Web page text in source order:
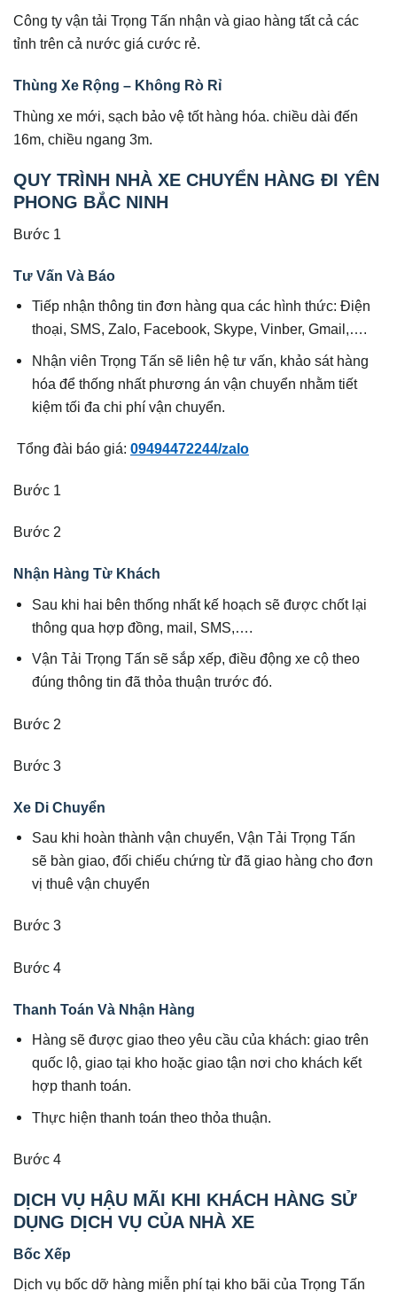
Công ty vận tải Trọng Tấn nhận và giao hàng tất cả các
tỉnh trên cả nước giá cước rẻ.
Thùng Xe Rộng – Không Rò Rỉ
Thùng xe mới, sạch bảo vệ tốt hàng hóa. chiều dài đến
16m, chiều ngang 3m.
QUY TRÌNH NHÀ XE CHUYỂN HÀNG ĐI YÊN
PHONG BẮC NINH
Bước 1
Tư Vấn Và Báo
Tiếp nhận thông tin đơn hàng qua các hình thức: Điện
thoại, SMS, Zalo, Facebook, Skype, Vinber, Gmail,….
Nhận viên Trọng Tấn sẽ liên hệ tư vấn, khảo sát hàng
hóa để thống nhất phương án vận chuyển nhằm tiết
kiệm tối đa chi phí vận chuyển.
Tổng đài báo giá: 09494472244/zalo
Bước 1
Bước 2
Nhận Hàng Từ Khách
Sau khi hai bên thống nhất kế hoạch sẽ được chốt lại
thông qua hợp đồng, mail, SMS,….
Vận Tải Trọng Tấn sẽ sắp xếp, điều động xe cộ theo
đúng thông tin đã thỏa thuận trước đó.
Bước 2
Bước 3
Xe Di Chuyển
Sau khi hoàn thành vận chuyển, Vận Tải Trọng Tấn
sẽ bàn giao, đối chiếu chứng từ đã giao hàng cho đơn
vị thuê vận chuyển
Bước 3
Bước 4
Thanh Toán Và Nhận Hàng
Hàng sẽ được giao theo yêu cầu của khách: giao trên
quốc lộ, giao tại kho hoặc giao tận nơi cho khách kết
hợp thanh toán.
Thực hiện thanh toán theo thỏa thuận.
Bước 4
DỊCH VỤ HẬU MÃI KHI KHÁCH HÀNG SỬ
DỤNG DỊCH VỤ CỦA NHÀ XE
Bốc Xếp
Dịch vụ bốc dỡ hàng miễn phí tại kho bãi của Trọng Tấn